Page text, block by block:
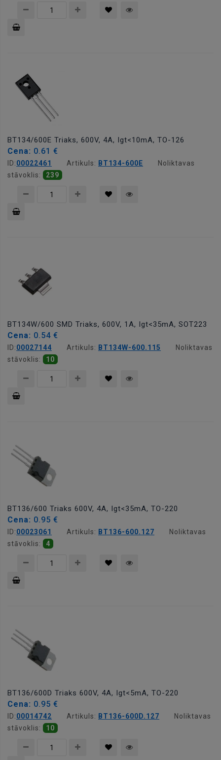
BT134/600E Triaks, 600V, 4A, Igt<10mA, TO-126
Cena: 0.61 €
ID:00022461 Artikuls: BT134-600E
Noliktavas
stāvoklis:
239
BT134W/600 SMD Triaks, 600V, 1A, Igt<35mA, SOT223
Cena: 0.54 €
ID:00027144 Artikuls: BT134W-600.115
Noliktavas
stāvoklis:
10
BT136/600 Triaks 600V, 4A, Igt<35mA, TO-220
Cena: 0.95 €
ID:00023061 Artikuls: BT136-600.127
Noliktavas
stāvoklis:
4
BT136/600D Triaks 600V, 4A, Igt<5mA, TO-220
Cena: 0.95 €
ID:00014742 Artikuls: BT136-600D.127
Noliktavas
stāvoklis:
10